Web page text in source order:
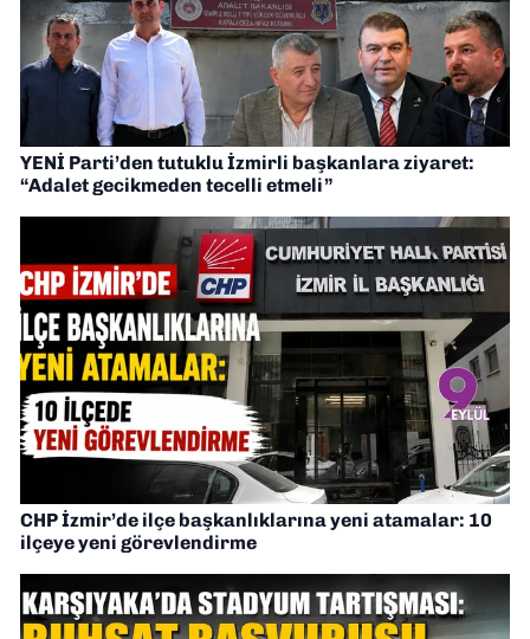
YENİ Parti’den tutuklu İzmirli başkanlara ziyaret:
“Adalet gecikmeden tecelli etmeli”
CHP İzmir’de ilçe başkanlıklarına yeni atamalar: 10
ilçeye yeni görevlendirme